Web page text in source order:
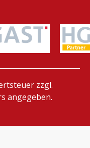
zzgl.
angegeben.